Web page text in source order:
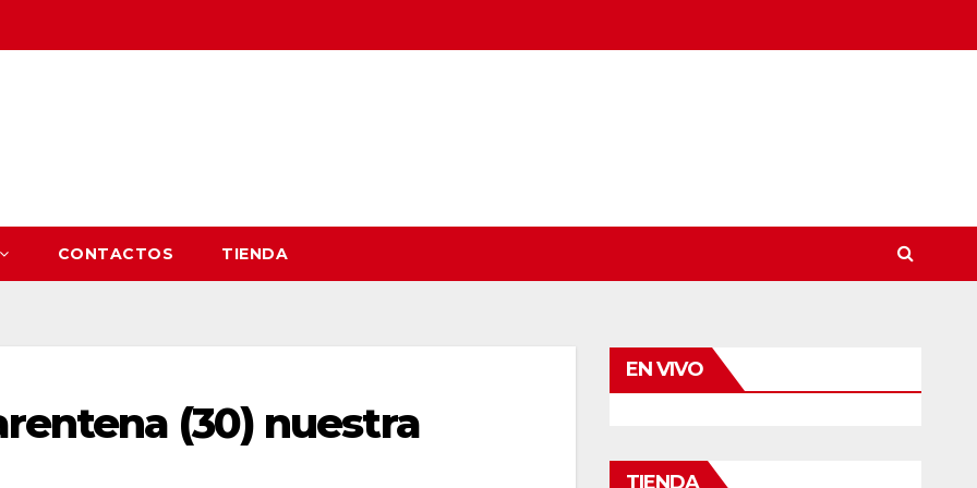
CONTACTOS TIENDA
(30) nuestra
EN VIVO
TIENDA